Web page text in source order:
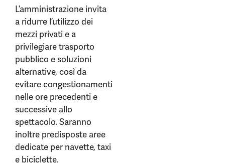
L’amministrazione invita
a ridurre l’utilizzo dei
mezzi privati e a
privilegiare trasporto
pubblico e soluzioni
alternative, così da
evitare congestionamenti
nelle ore precedenti e
successive allo
spettacolo. Saranno
inoltre predisposte aree
dedicate per navette, taxi
e biciclette.